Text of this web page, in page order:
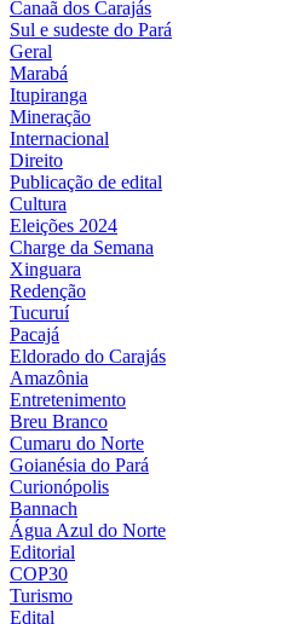
Canaã dos Carajás
Sul e sudeste do Pará
Geral
Marabá
Itupiranga
Mineração
Internacional
Direito
Publicação de edital
Cultura
Eleições 2024
Charge da Semana
Xinguara
Redenção
Tucuruí
Pacajá
Eldorado do Carajás
Amazônia
Entretenimento
Breu Branco
Cumaru do Norte
Goianésia do Pará
Curionópolis
Bannach
Água Azul do Norte
Editorial
COP30
Turismo
Edital